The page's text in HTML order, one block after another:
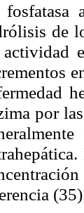
fosfatasa
de
actividad
por
(35